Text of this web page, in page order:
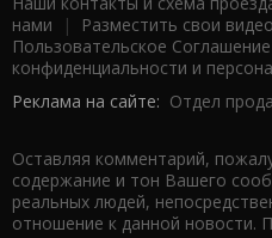
нами | Разместить свои
Пользовательское Соглашение
конфиденциальности и
Реклама на сайте: Отдел
Оставляя комментарий,
содержание и тон Вашего
реальных людей,
отношение к данной новости.